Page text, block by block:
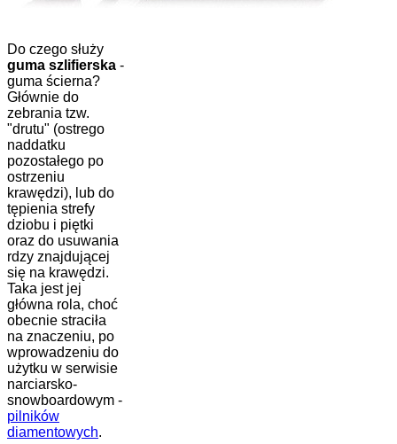
Do czego służy
guma szlifierska -
guma ścierna?
Głównie do
zebrania tzw.
"drutu" (ostrego
naddatku
pozostałego po
ostrzeniu
krawędzi), lub do
tępienia strefy
dziobu i piętki
oraz do usuwania
rdzy znajdującej
się na krawędzi.
Taka jest jej
główna rola, choć
obecnie straciła
na znaczeniu, po
wprowadzeniu do
użytku w serwisie
narciarsko-
snowboardowym -
pilników
diamentowych.